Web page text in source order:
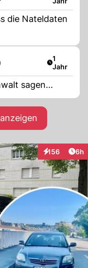
die Nateldaten
Artikel
1
Jahr
sagen...
156
Interaktionen
6h